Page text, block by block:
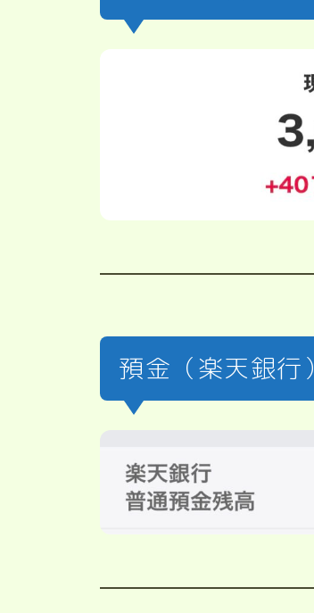
預金（楽天銀行）